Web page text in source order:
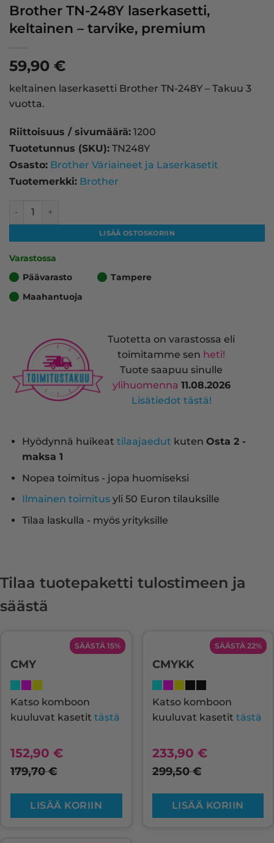
Brother TN-248Y laserkasetti,
keltainen – tarvike, premium
59,90 €
keltainen laserkasetti Brother TN-248Y – Takuu 3
vuotta.
Riittoisuus / sivumäärä: 1200
Tuotetunnus (SKU): TN248Y
Osasto: Brother Väriaineet ja Laserkasetit
Tuotemerkki: Brother
Brother TN-248Y laserkasetti, keltainen – tarvike,
LISÄÄ OSTOSKORIIN
Varastossa
Päävarasto
Tampere
Maahantuoja
Tuotetta on varastossa eli
toimitamme sen heti!
Tuote saapuu sinulle
ylihuomenna 11.08.2026
Lisätiedot tästä!
Hyödynnä huikeat tilaajaedut kuten Osta 2 -
maksa 1
Nopea toimitus - jopa huomiseksi
Ilmainen toimitusyli 50 Euron tilauksille
Tilaa laskulla - myös yrityksille
Tilaa tuotepaketti tulostimeen ja
säästä
SÄÄSTÄ 15%
CMY
Katso komboon
kuuluvat kasetit tästä
152,90 €
179,70€
LISÄÄ KORIIN
SÄÄSTÄ 22%
CMYKK
Katso komboon
kuuluvat kasetit tästä
233,90 €
299,50€
LISÄÄ KORIIN